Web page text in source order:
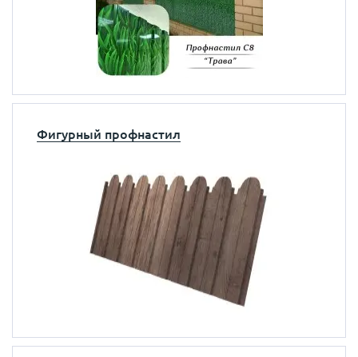
Фигурный профнастил